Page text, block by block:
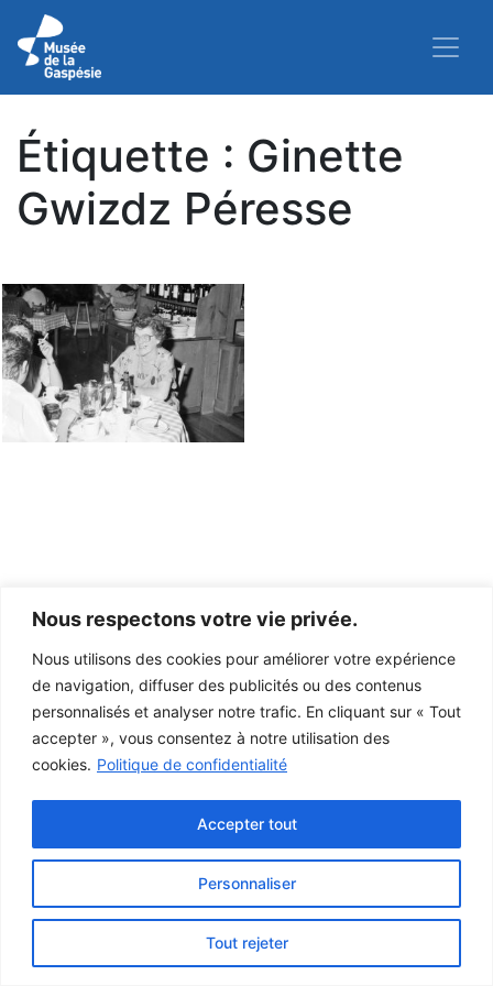
Nous respectons votre vie privée.
Nous utilisons des cookies pour améliorer votre expérience
de navigation, diffuser des publicités ou des contenus
personnalisés et analyser notre trafic. En cliquant sur « Tout
accepter », vous consentez à notre utilisation des
cookies. Politique de confidentialité
Personnaliser
Tout rejeter
Accepter tout
Étiquette : Ginette
Gwizdz Péresse
Ce projet a été rendu possible grâce au
gouvernement du Canada.
Connexion
Conception:Le Web simple